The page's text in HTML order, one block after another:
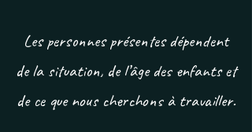
Les personnes présentes dépendent
de la situation, de l’âge des enfants et
de ce que nous cherchons à travailler.